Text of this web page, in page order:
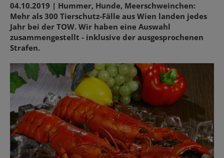
04.10.2019 | Hummer, Hunde, Meerschweinchen:
Mehr als 300 Tierschutz-Fälle aus Wien landen jedes
Jahr bei der TOW. Wir haben eine Auswahl
zusammengestellt - inklusive der ausgesprochenen
Strafen.